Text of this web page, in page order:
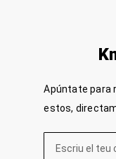
Apúntate para
estos,